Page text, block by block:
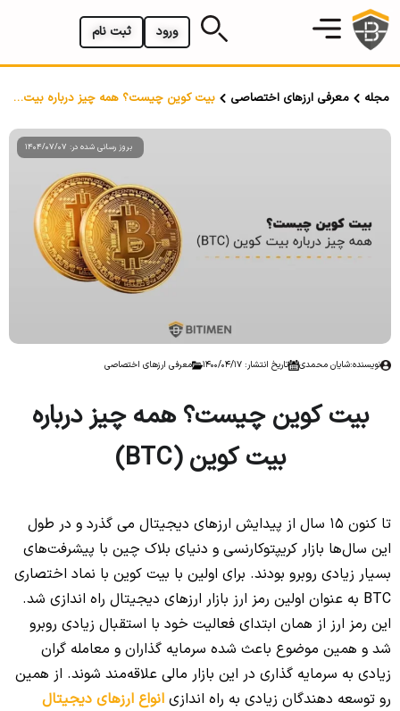
ثبت نام ورود
مجله معرفی ارزهای اختصاصی بیت کوین چیست؟ همه چیز درباره بیت کوین (BTC)
بروز رسانی شده در: 1404/07/07
نویسنده:شایان محمدی تاریخ انتشار: 1400/04/17 معرفی ارزهای اختصاصی
بیت کوین چیست؟ همه چیز درباره
بیت کوین (BTC)
تا کنون 15 سال از پیدایش ارزهای دیجیتال می گذرد و در طول
این سال‌ها بازار کریپتوکارنسی و دنیای بلاک چین با پیشرفت‌های
بسیار زیادی روبرو بودند. برای اولین با بیت کوین با نماد اختصاری
BTC به عنوان اولین رمز ارز بازار ارزهای دیجیتال راه اندازی شد.
این رمز ارز از همان ابتدای فعالیت خود با استقبال زیادی روبرو
شد و همین موضوع باعث شده سرمایه گذاران و معامله گران
زیادی به سرمایه گذاری در این بازار مالی علاقه‌مند شوند. از همین
رو توسعه دهندگان زیادی به راه اندازی انواع ارزهای دیجیتال